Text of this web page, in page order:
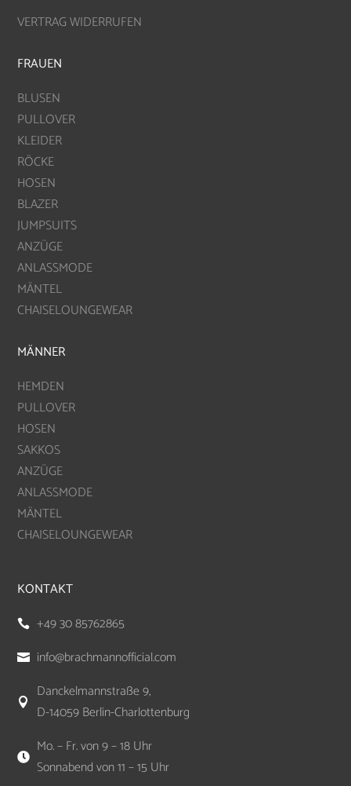
VERTRAG WIDERRUFEN
FRAUEN
BLUSEN
PULLOVER
KLEIDER
RÖCKE
HOSEN
BLAZER
JUMPSUITS
ANZÜGE
ANLASSMODE
MÄNTEL
CHAISELOUNGEWEAR
MÄNNER
HEMDEN
PULLOVER
HOSEN
SAKKOS
ANZÜGE
ANLASSMODE
MÄNTEL
CHAISELOUNGEWEAR
KONTAKT
 +49 30 85762865
 info@brachmannofficial.com

Danckelmannstraße 9,
D-14059 Berlin-Charlottenburg

Mo. – Fr. von 9 – 18 Uhr
Sonnabend von 11 – 15 Uhr